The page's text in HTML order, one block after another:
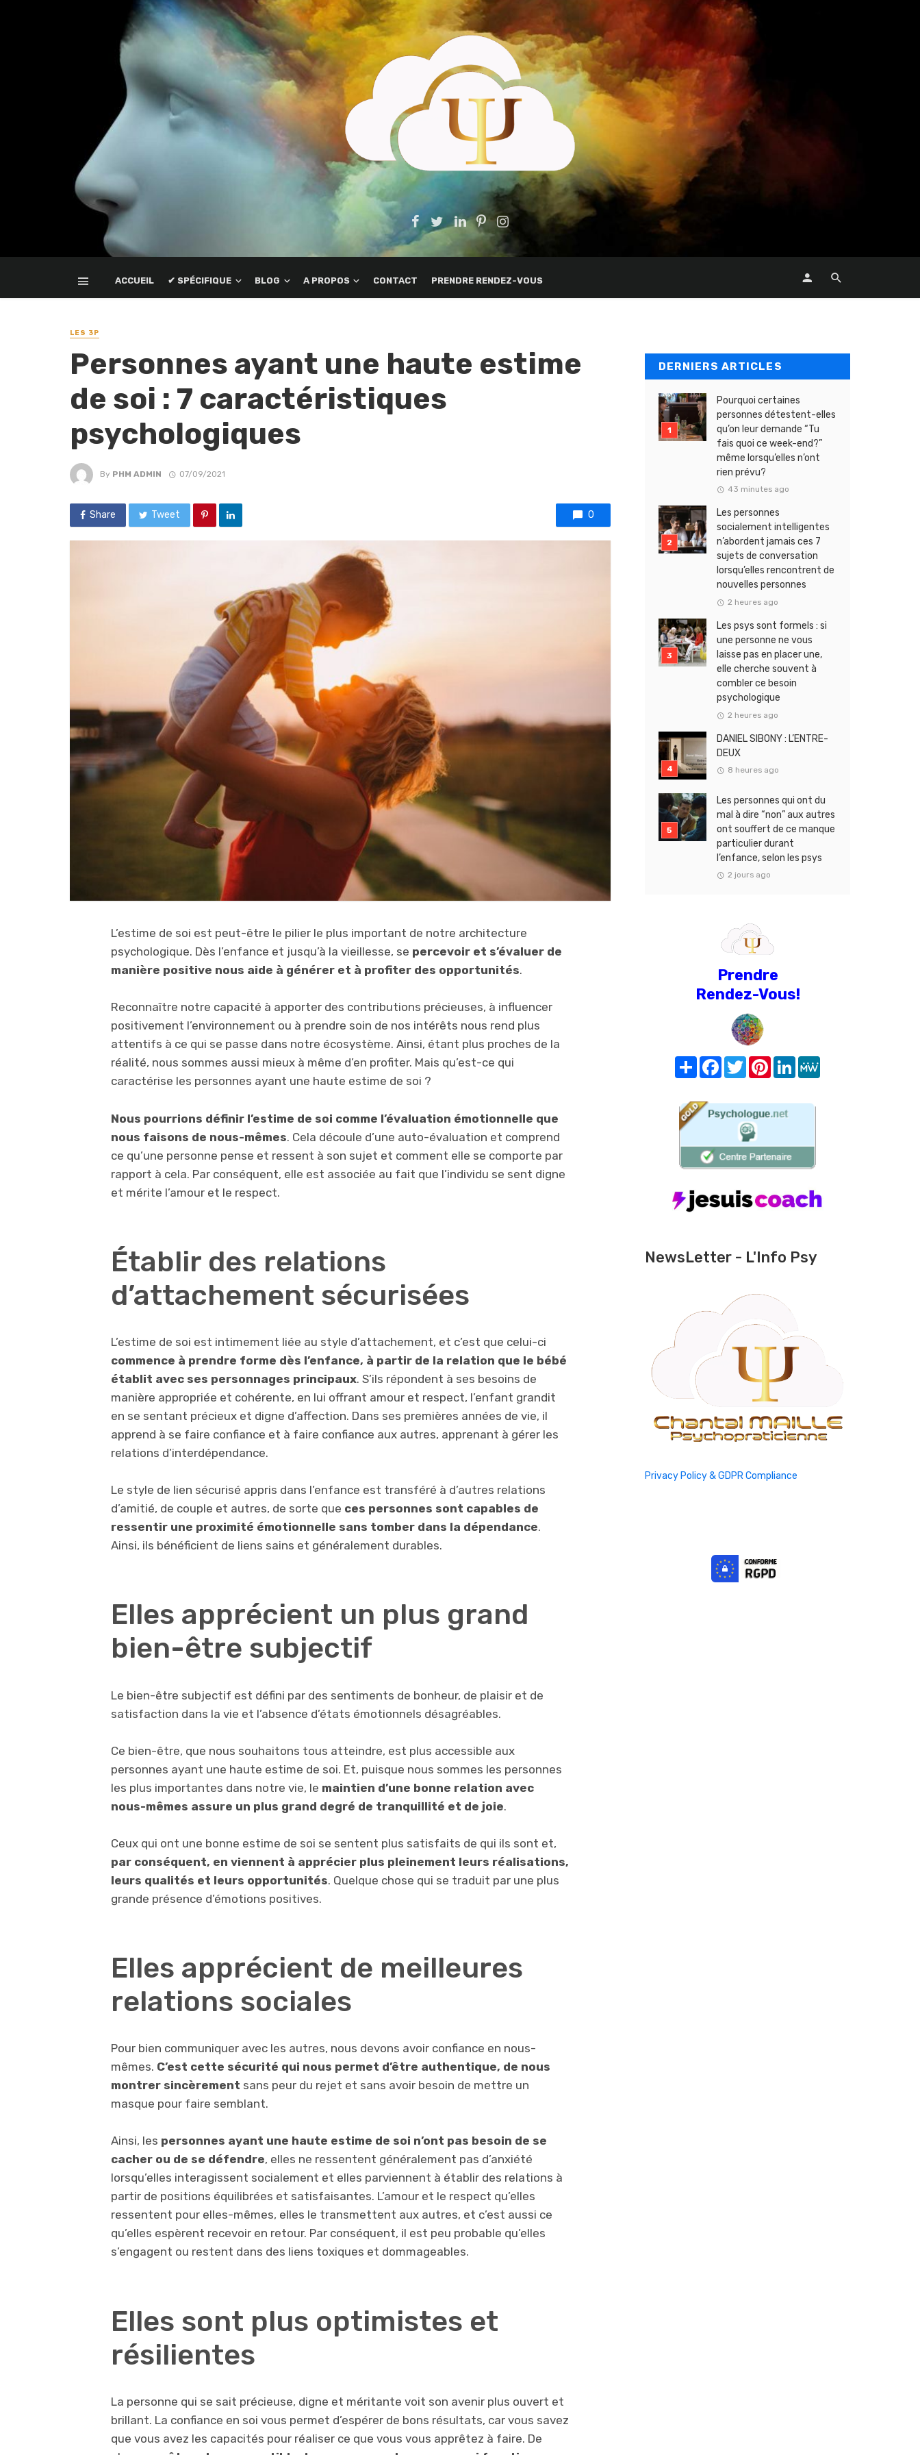
ACCUEIL ✔ SPÉCIFIQUE BLOG A PROPOS CONTACT PRENDRE RENDEZ-VOUS
LES 3P
Personnes ayant une haute estime
de soi : 7 caractéristiques
psychologiques
By PHM ADMIN 07/09/2021
Share Tweet 0
L’estime de soi est peut-être le pilier le plus important de notre architecture
psychologique. Dès l’enfance et jusqu’à la vieillesse, se percevoir et s’évaluer de
manière positive nous aide à générer et à profiter des opportunités.
Reconnaître notre capacité à apporter des contributions précieuses, à influencer
positivement l’environnement ou à prendre soin de nos intérêts nous rend plus
attentifs à ce qui se passe dans notre écosystème. Ainsi, étant plus proches de la
réalité, nous sommes aussi mieux à même d’en profiter. Mais qu’est-ce qui
caractérise les personnes ayant une haute estime de soi ?
Nous pourrions définir l’estime de soi comme l’évaluation émotionnelle que
nous faisons de nous-mêmes. Cela découle d’une auto-évaluation et comprend
ce qu’une personne pense et ressent à son sujet et comment elle se comporte par
rapport à cela. Par conséquent, elle est associée au fait que l’individu se sent digne
et mérite l’amour et le respect.
Établir des relations
d’attachement sécurisées
L’estime de soi est intimement liée au style d’attachement, et c’est que celui-ci
commence à prendre forme dès l’enfance, à partir de la relation que le bébé
établit avec ses personnages principaux. S’ils répondent à ses besoins de
manière appropriée et cohérente, en lui offrant amour et respect, l’enfant grandit
en se sentant précieux et digne d’affection. Dans ses premières années de vie, il
apprend à se faire confiance et à faire confiance aux autres, apprenant à gérer les
relations d’interdépendance.
Le style de lien sécurisé appris dans l’enfance est transféré à d’autres relations
d’amitié, de couple et autres, de sorte que ces personnes sont capables de
ressentir une proximité émotionnelle sans tomber dans la dépendance.
Ainsi, ils bénéficient de liens sains et généralement durables.
Elles apprécient un plus grand
bien-être subjectif
Le bien-être subjectif est défini par des sentiments de bonheur, de plaisir et de
satisfaction dans la vie et l’absence d’états émotionnels désagréables.
Ce bien-être, que nous souhaitons tous atteindre, est plus accessible aux
personnes ayant une haute estime de soi. Et, puisque nous sommes les personnes
les plus importantes dans notre vie, le maintien d’une bonne relation avec
nous-mêmes assure un plus grand degré de tranquillité et de joie.
Ceux qui ont une bonne estime de soi se sentent plus satisfaits de qui ils sont et,
par conséquent, en viennent à apprécier plus pleinement leurs réalisations,
leurs qualités et leurs opportunités. Quelque chose qui se traduit par une plus
grande présence d’émotions positives.
Elles apprécient de meilleures
relations sociales
Pour bien communiquer avec les autres, nous devons avoir confiance en nous-
mêmes. C’est cette sécurité qui nous permet d’être authentique, de nous
montrer sincèrement sans peur du rejet et sans avoir besoin de mettre un
masque pour faire semblant.
Ainsi, les personnes ayant une haute estime de soi n’ont pas besoin de se
cacher ou de se défendre, elles ne ressentent généralement pas d’anxiété
lorsqu’elles interagissent socialement et elles parviennent à établir des relations à
partir de positions équilibrées et satisfaisantes. L’amour et le respect qu’elles
ressentent pour elles-mêmes, elles le transmettent aux autres, et c’est aussi ce
qu’elles espèrent recevoir en retour. Par conséquent, il est peu probable qu’elles
s’engagent ou restent dans des liens toxiques et dommageables.
Elles sont plus optimistes et
résilientes
La personne qui se sait précieuse, digne et méritante voit son avenir plus ouvert et
brillant. La confiance en soi vous permet d’espérer de bons résultats, car vous savez
que vous avez les capacités pour réaliser ce que vous vous apprêtez à faire. De
DERNIERS ARTICLES
Pourquoi certaines
personnes détestent-elles
qu’on leur demande “Tu
fais quoi ce week-end?”
même lorsqu’elles n’ont
rien prévu?
43 minutes ago
Les personnes
socialement intelligentes
n’abordent jamais ces 7
sujets de conversation
lorsqu’elles rencontrent de
nouvelles personnes
2 heures ago
Les psys sont formels : si
une personne ne vous
laisse pas en placer une,
elle cherche souvent à
combler ce besoin
psychologique
2 heures ago
DANIEL SIBONY : L’ENTRE-
DEUX
8 heures ago
Les personnes qui ont du
mal à dire “non” aux autres
ont souffert de ce manque
particulier durant
l’enfance, selon les psys
2 jours ago
Prendre
Rendez-Vous!
Share FacebookTwitterPinterest
LinkedIn
NewsLetter - L'Info Psy
Privacy Policy & GDPR Compliance